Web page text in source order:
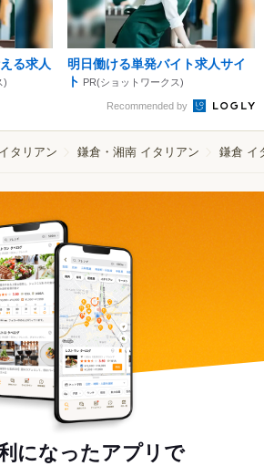
る求人
)
明日働ける単発バイト求人サイ
ト PR(ショットワークス)
Recommended by
タリアン 鎌倉・湘南 イタリアン 鎌倉 イ
になったアプリで